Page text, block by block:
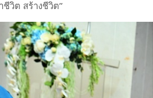
วิต สร้างชีวิต”